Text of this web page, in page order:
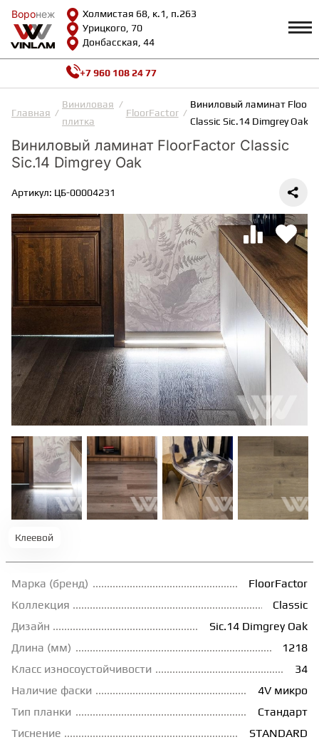
Воронеж
Холмистая 68, к.1, п.263
Урицкого, 70
Донбасская, 44
Воронеж
КАТАЛОГ Профиль
Возврат и гарантии
Сотрудничество
Видеообзоры
Как выбрать
Калькулятор
О нас
Контакты
ВИНИЛОВАЯ ПЛИТКА
ЛАМИНАТ
ИНЖЕНЕРНАЯ ДОСКА
ПАРКЕТНАЯ ДОСКА
ТЕРРАСНАЯ ДОСКА
КОВРОВАЯ ПЛИТКА
МОДУЛЬНЫЕ ПВХ
ПОДЛОЖКА
ПЛИНТУС
ГРУНТОВКИ
ТЕПЛЫЙ ПОЛ
+7 960 108 24 77
Главная
Виниловая
плитка
FloorFactor
Виниловый ламинат
Classic Sic.14 Dimgrey Oak
Виниловый ламинат FloorFactor Classic
Sic.14 Dimgrey Oak
Артикул: ЦБ-00004231
Клеевой
Марка (бренд)
FloorFactor
Коллекция
Classic
Дизайн
Sic.14 Dimgrey Oak
Длина (мм)
1218
Класс износоустойчивости
34
Наличие фаски
4V микро
Тип планки
Стандарт
Тиснение
STANDARD